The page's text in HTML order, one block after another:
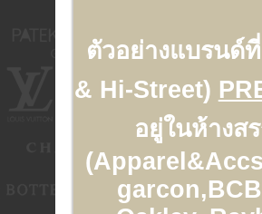
ตัวอย่างแบรนด์
& Hi-Street)
อยู่ในห้างส